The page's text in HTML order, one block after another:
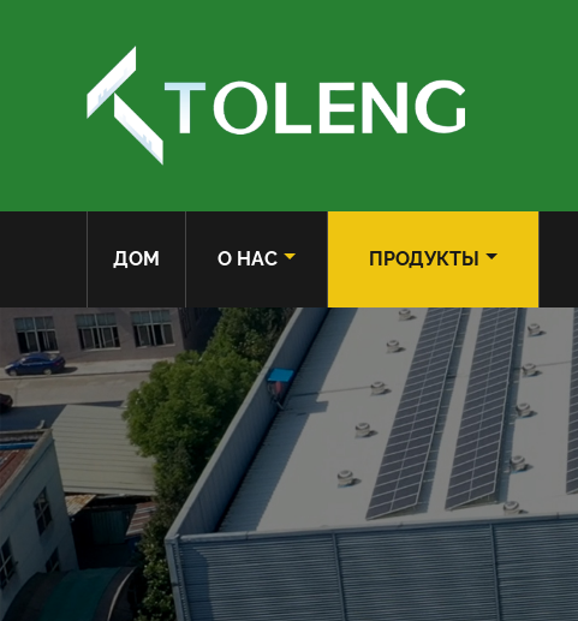
ДОМ О НАС ПРОДУКТЫ